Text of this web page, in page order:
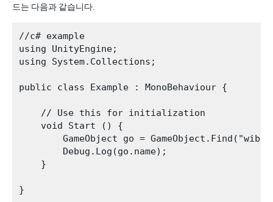
드는 다음과 같습니다.
//c# example
using UnityEngine;
using System.Collections;
public class Example : MonoBehaviour {
    // Use this for initialization
    void Start () {
GameObject go =
        Debug.Log(go.name);
    }